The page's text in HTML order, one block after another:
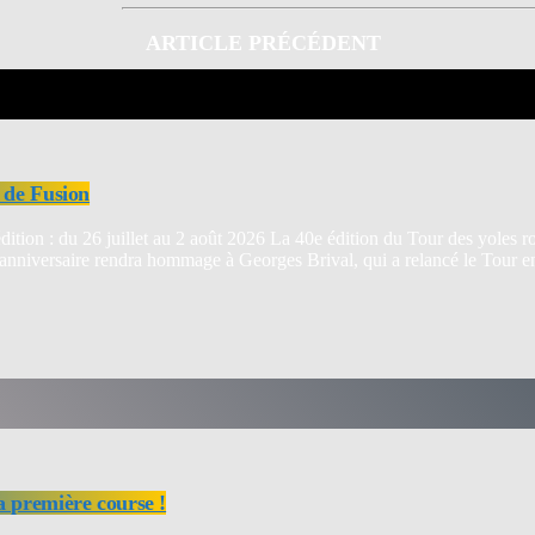
ARTICLE PRÉCÉDENT
Fusion
: du 26 juillet au 2 août 2026 La 40e édition du Tour des yoles
rendra hommage à Georges Brival, qui a relancé le
course !